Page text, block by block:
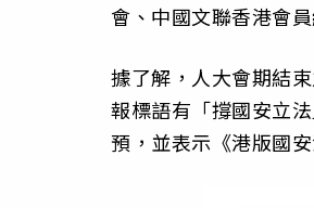
會、中國文聯香港會
據了解，人大會期結
報標語有「撐國安立
預，並表示《港版國